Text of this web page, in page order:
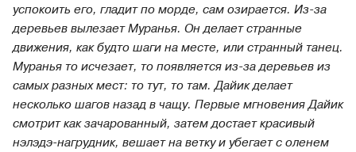
успокоить его, гладит по морде, сам озирается. Из-за
деревьев вылезает Муранья. Он делает странные
движения, как будто шаги на месте, или странный танец.
Муранья то исчезает, то появляется из-за деревьев из
самых разных мест: то тут, то там. Дайик делает
несколько шагов назад в чащу. Первые мгновения Дайик
смотрит как зачарованный, затем достает красивый
нэлэдэ-нагрудник, вешает на ветку и убегает с оленем